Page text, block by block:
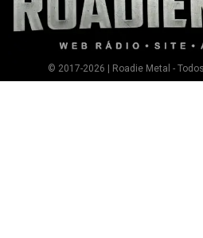
© 2017-2026 | Roadie Metal -